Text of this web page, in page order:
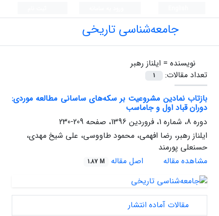
جامعه‌شناسی تاریخی
نویسنده = ایلناز رهبر
تعداد مقالات:
1
بازتاب نمادین مشروعیت بر سکه‌های ساسانی مطالعه موردی:
دوران قباد اول و جاماسب
دوره 8، شماره 1، فروردین 1396، صفحه
209-230
ایلناز رهبر، رضا افهمی، محمود طاووسی، علی شیخ مهدی،
حسنعلی پورمند
مشاهده مقاله
اصل مقاله 1.87 M
مقالات آماده انتشار